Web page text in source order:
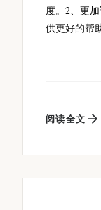
度。2、更
供更好的帮
阅读全文